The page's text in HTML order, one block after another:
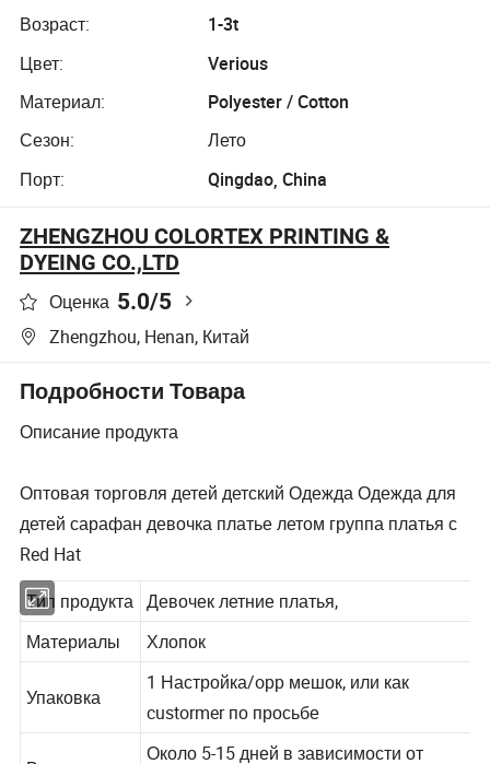
девочек, одежда
рождения
детская одежда,
малышей,
платья для
девочек
Возраст:
1-3t
Цвет:
Verious
Материал:
Polyester / Cotton
Сезон:
Лето
Порт:
Qingdao, China
ZHENGZHOU COLORTEX PRINTING &
DYEING CO.,LTD
Оценка 5.0/5
Zhengzhou, Henan, Китай
Подробности Товара
Описание продукта
Оптовая торговля детей детский Одежда Одежда для
детей сарафан девочка платье летом группа платья с
Red Hat
Тип продукта Девочек летние платья,
Материалы
Хлопок
1 Настройка/opp мешок, или как
custormer по просьбе